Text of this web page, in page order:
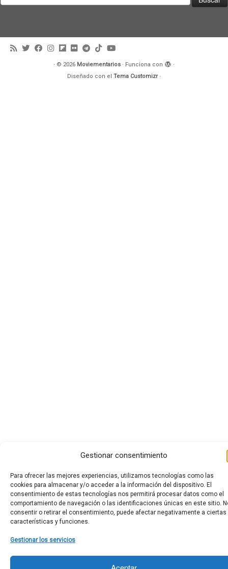
Gestionar consentimiento
Para ofrecer las mejores experiencias, utilizamos tecnologías como las
cookies para almacenar y/o acceder a la información del dispositivo. El
consentimiento de estas tecnologías nos permitirá procesar datos como el
comportamiento de navegación o las identificaciones únicas en este sitio.
consentir o retirar el consentimiento, puede afectar negativamente a ciertas
características y funciones.
Gestionar los servicios
· © 2026 Moviementarios · Funciona con
·
Diseñado con el Tema Customizr·